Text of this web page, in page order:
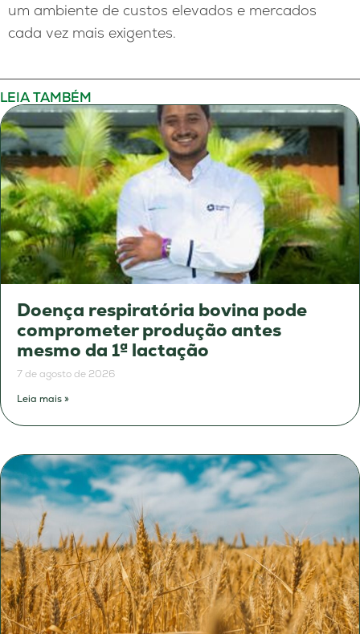
um ambiente de custos elevados e mercados
cada vez mais exigentes.
LEIA TAMBÉM
Doença respiratória bovina pode
comprometer produção antes
mesmo da 1ª lactação
7 de agosto de 2026
Leia mais »